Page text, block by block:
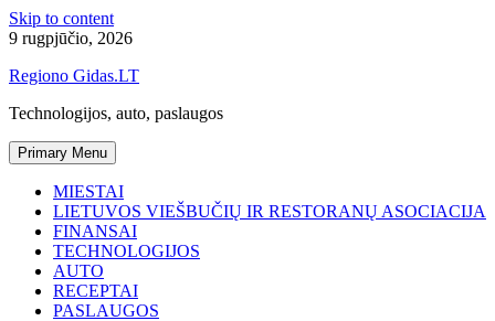
Skip to content
9 rugpjūčio, 2026
Regiono Gidas.LT
Technologijos, auto, paslaugos
Primary Menu
MIESTAI
LIETUVOS VIEŠBUČIŲ IR RESTORANŲ ASOCIACIJA
FINANSAI
TECHNOLOGIJOS
AUTO
RECEPTAI
PASLAUGOS